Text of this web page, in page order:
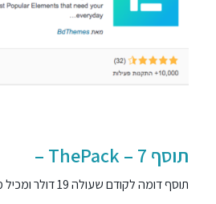
תוסף 7 – ThePack –
תוסף דומה לקודם שעולה 19 דולר ומכיל מגוון רחב של אפשרויות.